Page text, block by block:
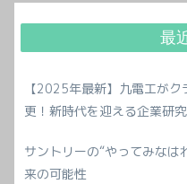
最
【2025年最新】九電工が
更！新時代を迎える企業研
サントリーの“やってみなは
来の可能性